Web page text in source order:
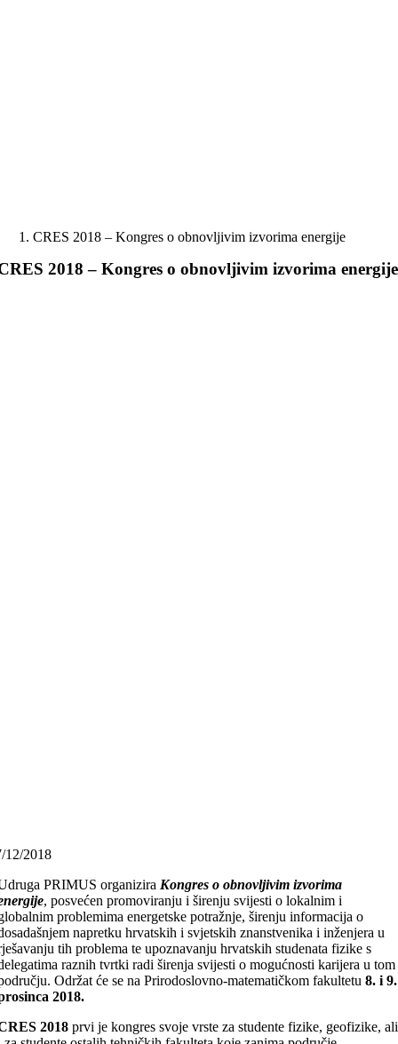
CRES 2018 – Kongres o obnovljivim izvorima energije
2018 – Kongres o obnovljivim izvorima energije
12/2018
PRIMUS organizira Kongres o obnovljivim izvorima
, posvećen promoviranju i širenju svijesti o lokalnim i
problemima energetske potražnje, širenju informacija o
napretku hrvatskih i svjetskih znanstvenika i inženjera u
tih problema te upoznavanju hrvatskih studenata fizike s
raznih tvrtki radi širenja svijesti o mogućnosti karijera u tom
Održat će se na Prirodoslovno-matematičkom fakultetu8. i 9.
2018.
2018 prvi je kongres svoje vrste za studente fizike, geofizike, ali